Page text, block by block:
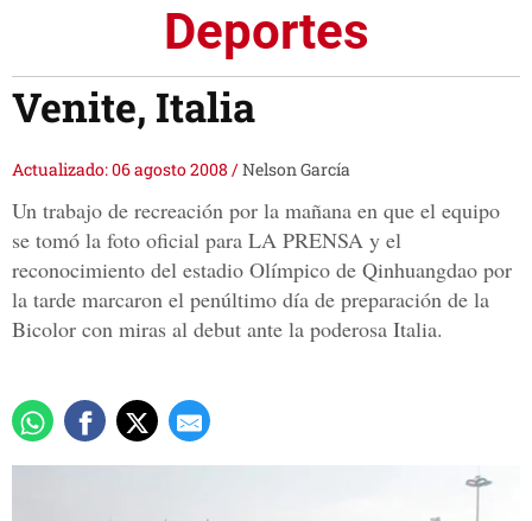
Deportes
Venite, Italia
Actualizado: 06 agosto 2008 /Nelson García
Un trabajo de recreación por la mañana en que el equipo
se tomó la foto oficial para LA PRENSA y el
reconocimiento del estadio Olímpico de Qinhuangdao por
la tarde marcaron el penúltimo día de preparación de la
Bicolor con miras al debut ante la poderosa Italia.